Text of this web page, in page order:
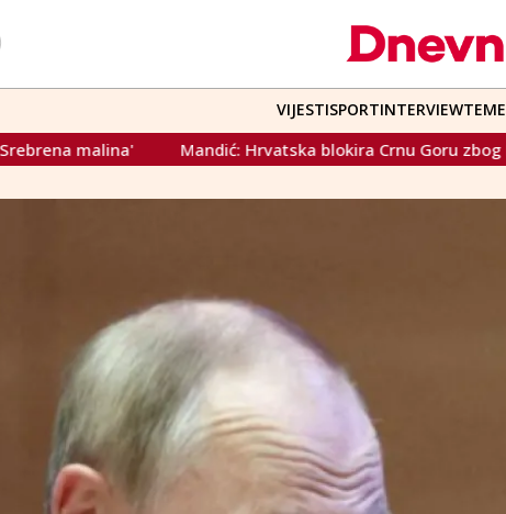
VIJESTISPORTINTERVIEWTEME
Mandić: Hrvatska blokira Crnu Goru zbog Prevlake i Jadrana